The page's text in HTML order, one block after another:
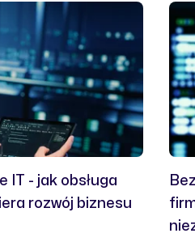
IT - jak obsługa
rozwój biznesu